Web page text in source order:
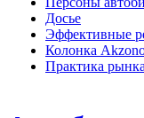
Досье
Эффективные
Колонка
Практика